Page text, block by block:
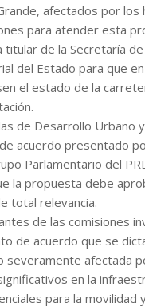
afectados por los
para atender esta
titular de la Secretaría
del Estado para que
el estado de la
de Desarrollo Urbano
acuerdo presentado
Parlamentario del
la propuesta debe
total relevancia.
de las comisiones
de acuerdo que se
afectada
en la
para la movilidad